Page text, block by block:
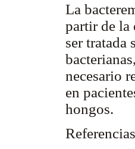
La
partir de la
ser tratada
necesario
en
hongos.